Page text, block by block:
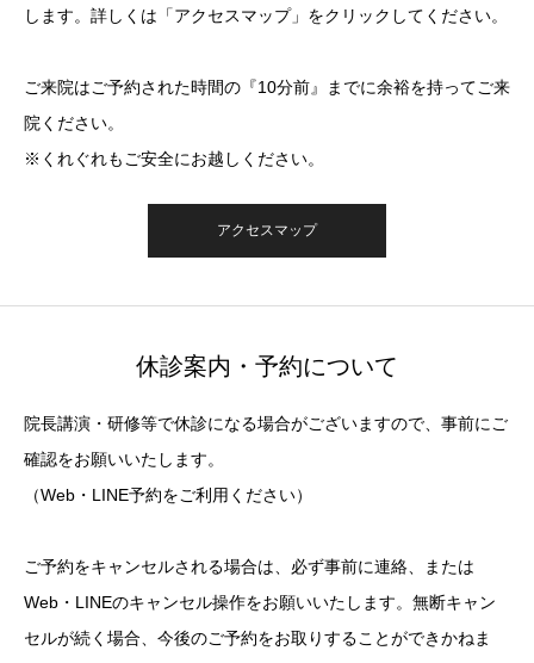
します。詳しくは「アクセスマップ」をクリックしてください。
ご来院はご予約された時間の『10分前』までに余裕を持ってご来
院ください。
※くれぐれもご安全にお越しください。
アクセスマップ
休診案内・予約について
院長講演・研修等で休診になる場合がございますので、事前にご
確認をお願いいたします。
（Web・LINE予約をご利用ください）
ご予約をキャンセルされる場合は、必ず事前に連絡、または
Web・LINEのキャンセル操作をお願いいたします。無断キャン
セルが続く場合、今後のご予約をお取りすることができかねま